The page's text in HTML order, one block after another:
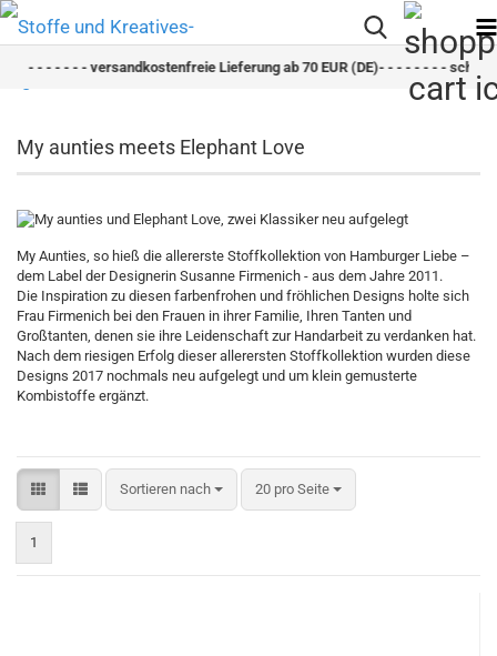
- - - - - versandkostenfreie Lieferung ab 70 EUR (DE)- - - - - - - - schneller
My aunties meets Elephant Love
My Aunties, so hieß die allererste Stoffkollektion von Hamburger Liebe –
dem Label der Designerin Susanne Firmenich - aus dem Jahre 2011.
Die Inspiration zu diesen farbenfrohen und fröhlichen Designs holte sich
Frau Firmenich bei den Frauen in ihrer Familie, Ihren Tanten und
Großtanten, denen sie ihre Leidenschaft zur Handarbeit zu verdanken hat.
Nach dem riesigen Erfolg dieser allerersten Stoffkollektion wurden diese
Designs 2017 nochmals neu aufgelegt und um klein gemusterte
Kombistoffe ergänzt.
Sortieren nach
Sortieren nach 20 pro Seite
pro Seite
1